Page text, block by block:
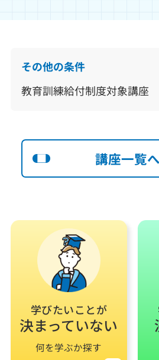
その他の条件
教育訓練給付制度対象講座
講座一覧
学びたいことが
決まっていない
何を学ぶか探す